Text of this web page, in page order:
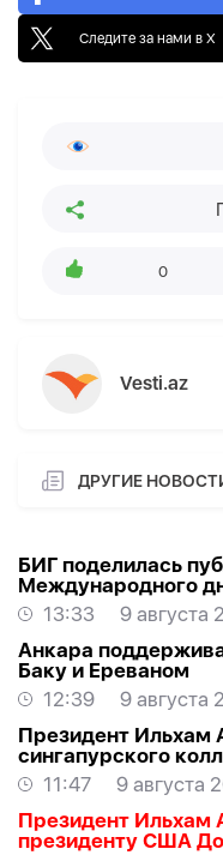
Следите за нами в X
0
Vesti.az
ДРУГИЕ
БИГ поделилась
Международного
13:33
9 августа
Анкара
Баку и Ереваном
12:39
9 августа
Президент Ильхам
сингапурского
11:47
9 августа
Президент Ильхам
президенту США